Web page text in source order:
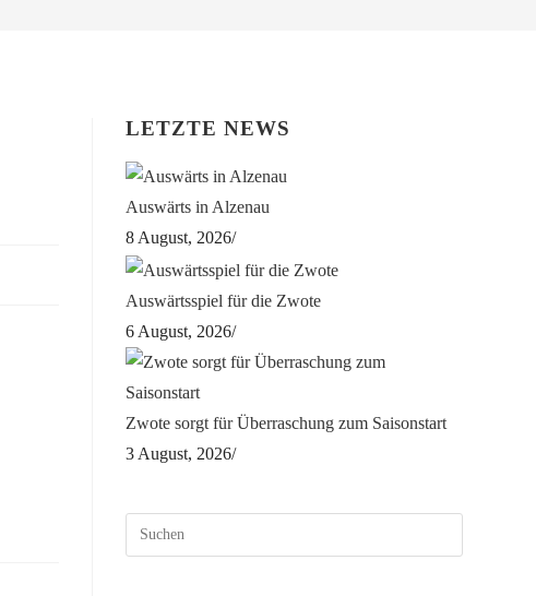
LETZTE NEWS
Auswärts in Alzenau
8 August, 2026/
Auswärtsspiel für die Zwote
6 August, 2026/
Zwote sorgt für Überraschung zum Saisonstart
3 August, 2026/